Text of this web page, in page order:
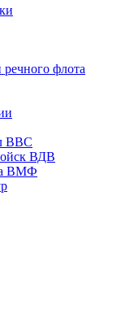
флота
ВВС
ВДВ
ВМФ